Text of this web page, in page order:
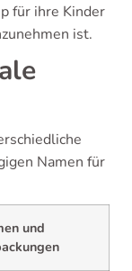
für ihre Kinder
ist.
Namen für
und